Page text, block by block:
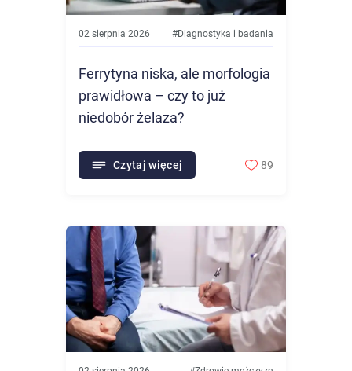
02 sierpnia 2026 #Diagnostyka i badania
Ferrytyna niska, ale morfologia
prawidłowa – czy to już
niedobór żelaza?
Czytaj więcej 89